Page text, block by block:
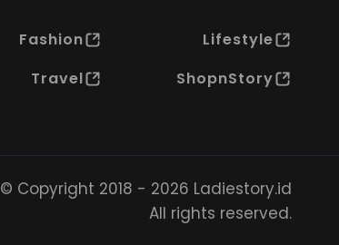
Fashion
Lifestyle
Travel
ShopnStory
© Copyright 2018 - 2026 Ladiestory.id
All rights reserved.